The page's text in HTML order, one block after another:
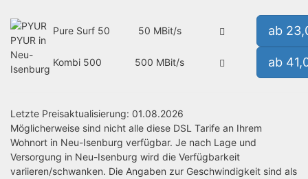
PYUR in
Neu-
Isenburg
Pure Surf 50 50 MBit/s ab
Kombi 500 500 MBit/s ab
Letzte Preisaktualisierung: 01.08.2026
Möglicherweise sind nicht alle diese DSL Tarife an Ihrem
Wohnort in Neu-Isenburg verfügbar. Je nach Lage und
Versorgung in Neu-Isenburg wird die Verfügbarkeit
variieren/schwanken. Die Angaben zur Geschwindigkeit sind als